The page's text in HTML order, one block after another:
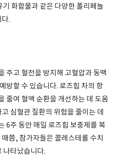
화합물과 같은 다양한 폴리페놀
.
주고 혈전을 방지해 고혈압과 동맥
방할 수 있습니다. 로즈힙 차의 항
줄여 혈액 순환을 개선하는 데 도움
심혈관 질환의 위험을 줄이는 데
6주 동안 매일 로즈힙 보충제를 복
쯤, 참가자들은 콜레스테롤 수치
나타났습니다.